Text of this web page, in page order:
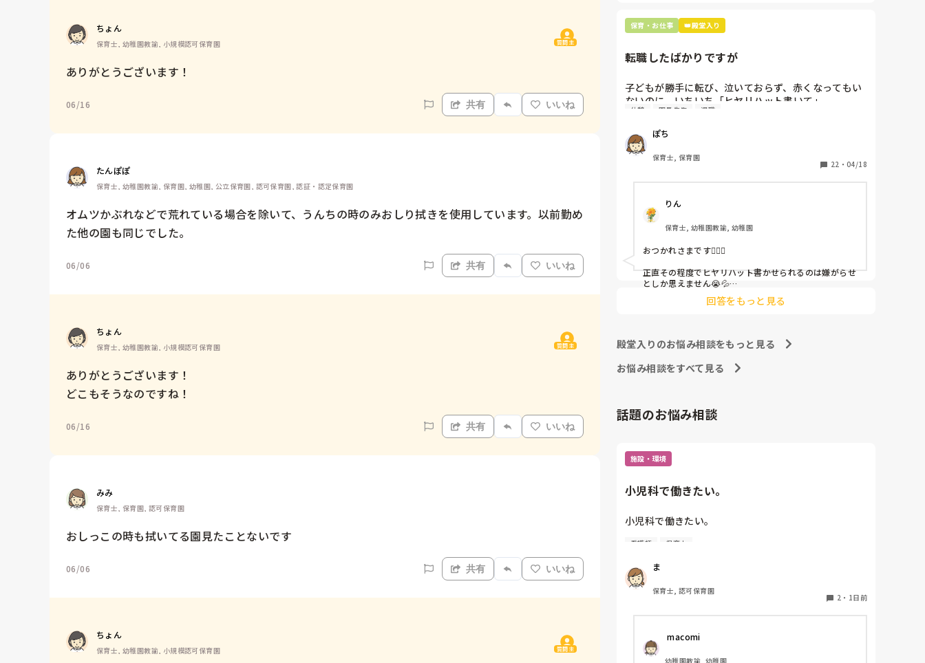
ちょん
保育士, 幼稚園教諭, 小規模認可保育園 質問主
ありがとうございます！
06/16 共有 いいね
たんぽぽ
保育士, 幼稚園教諭, 保育園, 幼稚園, 公立保育園, 認可保育園, 認証・認定保育園
オムツかぶれなどで荒れている場合を除いて、うんちの時のみおしり拭きを使用しています。以前勤め
た他の園も同じでした。
06/06 共有 いいね
ちょん
保育士, 幼稚園教諭, 小規模認可保育園 質問主
ありがとうございます！
どこもそうなのですね！
06/16 共有 いいね
みみ
保育士, 保育園, 認可保育園
おしっこの時も拭いてる園見たことないです
06/06 共有 いいね
ちょん
保育士, 幼稚園教諭, 小規模認可保育園 質問主
保育・お仕事 👑殿堂入り
転職したばかりですが
子どもが勝手に転び、泣いておらず、赤くなってもい
ないのに、いちいち「ヒヤリハット書いて」
と書かされ
休憩時間に書くしかなく、辛いです
（そう言う本人は書かない）
しかも、上司に↑この内容でも
「どうしたらなくせるか」
呼ばれて一緒に対策を考えさせられること多数
これだけで30〜40分拘束されて辛いです
皆さんの園はどうですか?
休憩 園長先生 退職
ぽち
保育士, 保育園
22 ・ 04/18
りん
保育士, 幼稚園教諭, 幼稚園
おつかれさまです🙇🏻‍♀️
正直その程度でヒヤリハット書かせられるのは嫌がらせ
としか思えません😭💦
他の先生方も同様のことをされているのでしょうか？
回答をもっと見る
殿堂入りのお悩み相談をもっと見る
お悩み相談をすべて見る
話題のお悩み相談
施設・環境
小児科で働きたい。
小児科で働きたい。
今は保育園勤務ですが、
本当は小児科で保育士として
働きたいです。
ほぼなく、ホームページなどもチェック
していますが見つかりません😭
看護師 保育士
ま
保育士, 認可保育園
2 ・ 1日前
macomi
幼稚園教諭, 幼稚園